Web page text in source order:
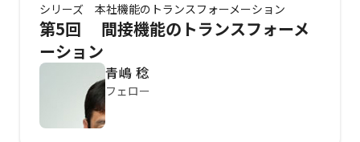
シリーズ 本社機能のトランスフォーメーション
第5回 間接機能のトランスフォーメ
ーション
青嶋 稔
フェロー